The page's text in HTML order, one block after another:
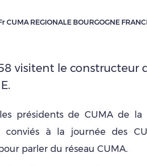
CUMA REGIONALE BOURGOGNE
visitent le constructeur
présidents de CUMA de la
conviés à la journée des
parler du réseau CUMA.